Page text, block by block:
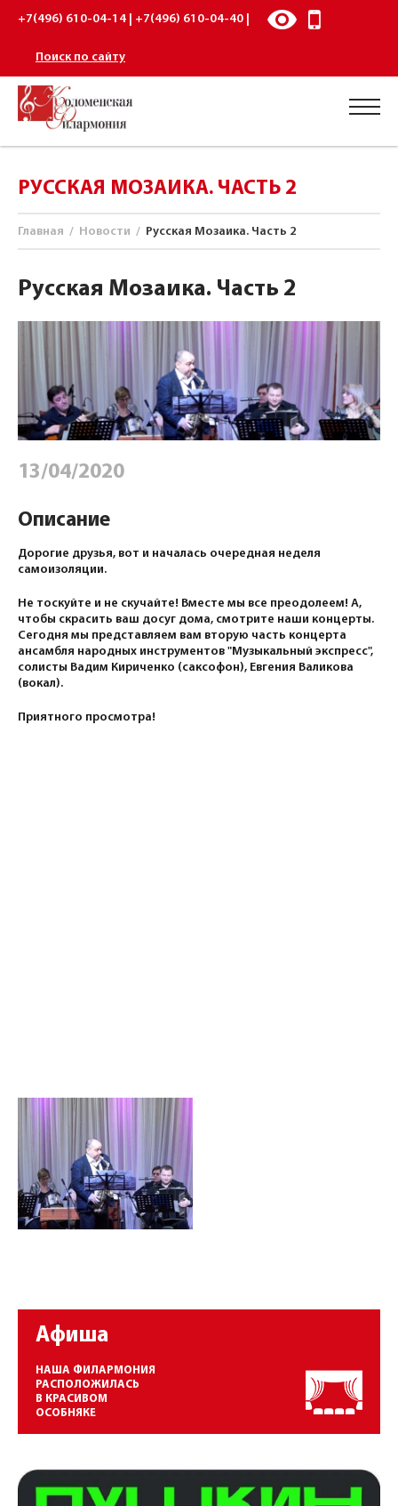
+7(496) 610-04-14 | +7(496) 610-04-40 |
Поиск по сайту
РУССКАЯ МОЗАИКА. ЧАСТЬ 2
Главная / Новости / Русская Мозаика. Часть 2
Русская Мозаика. Часть 2
13/04/2020
Описание
Дорогие друзья, вот и началась очередная неделя
самоизоляции.
Не тоскуйте и не скучайте! Вместе мы все преодолеем! А,
чтобы скрасить ваш досуг дома, смотрите наши концерты.
Сегодня мы представляем вам вторую часть концерта
ансамбля народных инструментов "Музыкальный экспресс",
солисты Вадим Кириченко (саксофон), Евгения Валикова
(вокал).
Приятного просмотра!
Афиша
НАША ФИЛАРМОНИЯ
РАСПОЛОЖИЛАСЬ
В КРАСИВОМ
ОСОБНЯКЕ